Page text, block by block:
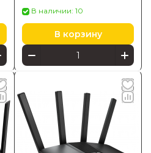
В наличии: 10
В корзину